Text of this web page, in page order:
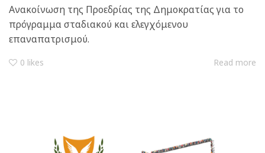
Ανακοίνωση της Προεδρίας της Δημοκρατίας για το
πρόγραμμα σταδιακού και ελεγχόμενου
επαναπατρισμού.
0 likes Read more